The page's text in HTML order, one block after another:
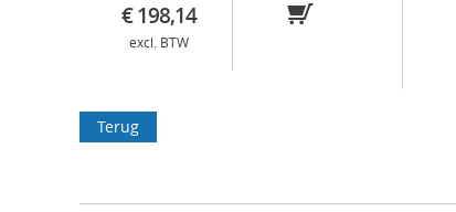
€ 198,14
excl. BTW
Terug